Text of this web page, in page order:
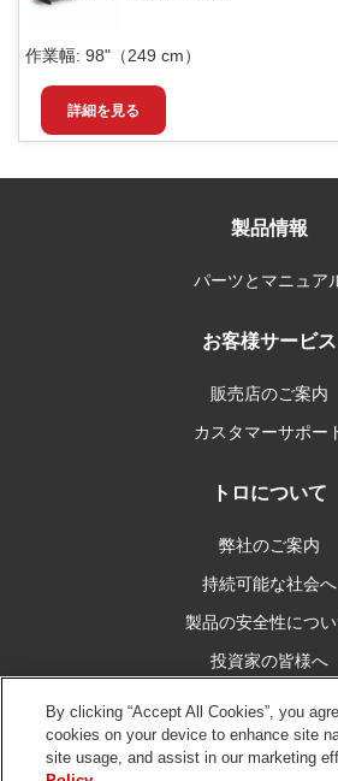
作業幅: 98"（249 cm）
詳細を見る
製品情報
パーツとマニュア
お客様サービス
販売店のご案内
カスタマーサポー
トロについて
弊社のご案内
持続可能な社会へ
製品の安全性につ
投資家の皆様へ
私たちとつなぐ
By clicking “Accept All Cookies”, you
cookies on your device to enhance site
site usage, and assist in our marketing